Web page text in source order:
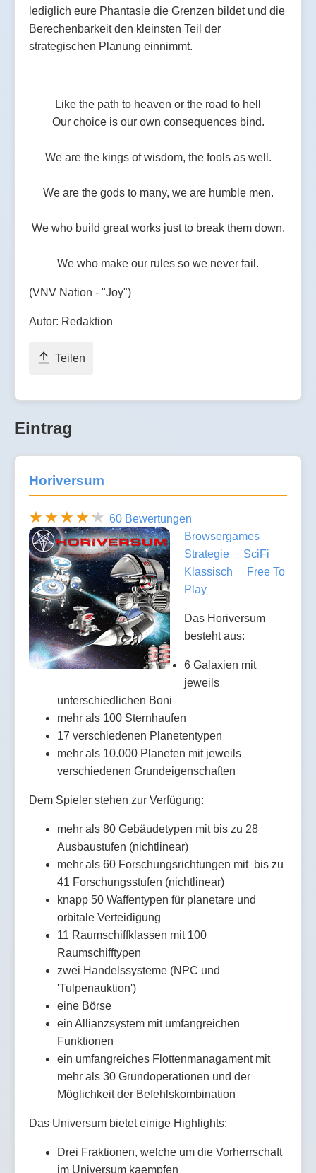
lediglich eure Phantasie die Grenzen bildet und die
Berechenbarkeit den kleinsten Teil der
strategischen Planung einnimmt.
Like the path to heaven or the road to hell
Our choice is our own consequences bind.
We are the kings of wisdom, the fools as well.
We are the gods to many, we are humble men.
We who build great works just to break them down.
We who make our rules so we never fail.
(VNV Nation - "Joy")
Autor: Redaktion
Teilen
Eintrag
Horiversum
60 Bewertungen
Browsergames
Strategie
SciFi
Klassisch
Free To
Play
Das Horiversum
besteht aus:
6 Galaxien mit
jeweils
unterschiedlichen Boni
mehr als 100 Sternhaufen
17 verschiedenen Planetentypen
mehr als 10.000 Planeten mit jeweils
verschiedenen Grundeigenschaften
Dem Spieler stehen zur Verfügung:
mehr als 80 Gebäudetypen mit bis zu 28
Ausbaustufen (nichtlinear)
mehr als 60 Forschungsrichtungen mit bis zu
41 Forschungsstufen (nichtlinear)
knapp 50 Waffentypen für planetare und
orbitale Verteidigung
11 Raumschiffklassen mit 100
Raumschifftypen
zwei Handelssysteme (NPC und
'Tulpenauktion')
eine Börse
ein Allianzsystem mit umfangreichen
Funktionen
ein umfangreiches Flottenmanagament mit
mehr als 30 Grundoperationen und der
Möglichkeit der Befehlskombination
Das Universum bietet einige Highlights:
Drei Fraktionen, welche um die Vorherrschaft
im Universum kaempfen